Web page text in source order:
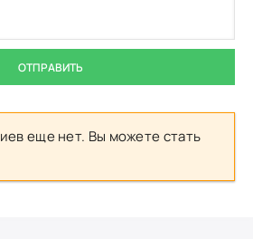
ОТПРАВИТЬ
еще нет. Вы можете стать